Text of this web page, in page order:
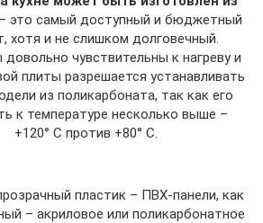
– это самый доступный и бюджетный
хотя и не слишком долговечный.
чувствительны к нагреву и
плиты разрешается устанавливать
из поликарбоната, так как его
к температуре несколько выше –
+120° С против +80° С.
пластик – ПВХ-панели, как
– акриловое или поликарбонатное